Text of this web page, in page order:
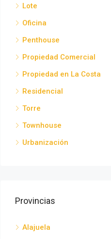
Lote
Oficina
Penthouse
Propiedad Comercial
Propiedad en La Costa
Residencial
Torre
Townhouse
Urbanización
Provincias
Alajuela